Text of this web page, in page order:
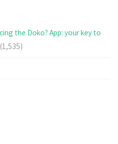
the Doko? App: your key to
(1,535)